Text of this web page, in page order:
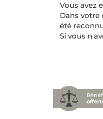
Vous avez
Dans votre
été
Si vous